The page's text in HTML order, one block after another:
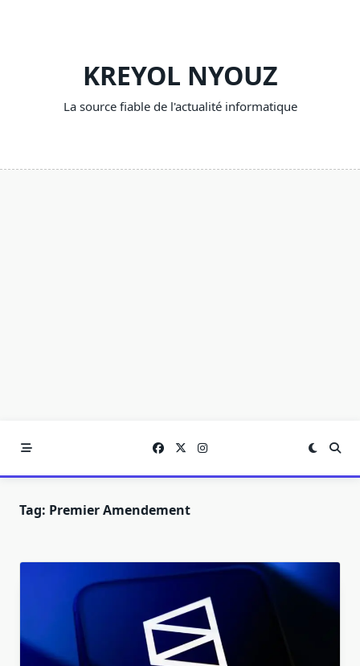
KREYOL NYOUZ
La source fiable de l'actualité informatique
Tag: Premier Amendement